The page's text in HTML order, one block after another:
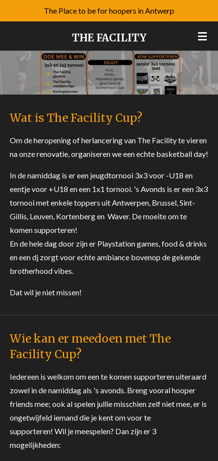
de
hoofdinhoud
THE FACILITY
The Place to be for hoopers in Antwerp
Wat is The Facility Cup?
Om de heropening of herlancering van The Facility te vieren
na onze renovatie, organiseren we een echte basketball day!
In de namiddag is er een jeugdtornooi 3x3 voor -U18 en
eentje voor +U18 en een 1x1 tornooi. 's Avonds is er een 3x3
tornooi met enkele toppers uit Antwerpen, Brussel, Sint-
Gillis, Leuven, Kortenberg en Waver. De moeite om te
komen supporteren!
En de hele dag door zijn er Playstation games, food & drinks
en een dj zorgt voor echte ambiance bovenop de gekende
brotherhood vibes.
Dat wil je niet missen!
Wie kan er meedoen met The
Facility Cup?
Iedereen is welkom om een te komen supporteren uiteraard
zowel in de namiddag als 's avonds. Breng vooral hooper
friends mee; ook al spelen jullie misschien zelf niet mee, er is
ongetwijfeld iemand die je kent om voor te
supporteren! Wil je meespelen? Dan zijn er 3
mogelijkheden: